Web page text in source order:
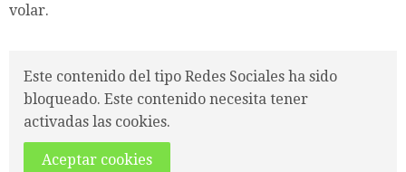
volar.
Este contenido del tipo Redes Sociales ha sido
bloqueado. Este contenido necesita tener
activadas las cookies.
Aceptar cookies